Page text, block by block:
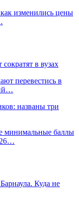
изменились цены
в вузах
перевестись в
названы три
минимальные баллы
Куда не